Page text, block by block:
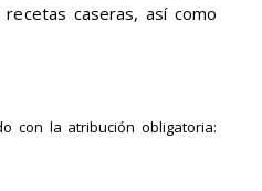
caseras, así como
con la atribución obligatoria: